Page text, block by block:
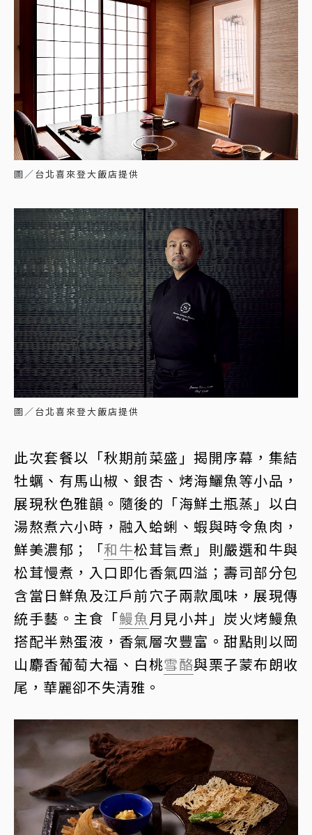
圖／台北喜來登大飯店提供
圖／台北喜來登大飯店提供
此次套餐以「秋期前菜盛」揭開序幕，集結
牡蠣、有馬山椒、銀杏、烤海鱺魚等小品，
展現秋色雅韻。隨後的「海鮮土瓶蒸」以白
湯熬煮六小時，融入蛤蜊、蝦與時令魚肉，
鮮美濃郁；「和牛松茸旨煮」則嚴選和牛與
松茸慢煮，入口即化香氣四溢；壽司部分包
含當日鮮魚及江戶前穴子兩款風味，展現傳
統手藝。主食「鰻魚 月見小丼」炭火烤鰻魚
搭配半熟蛋液，香氣層次豐富。甜點則以岡
山麝香葡萄大福、白桃雪酪與栗子蒙布朗收
尾，華麗卻不失清雅。